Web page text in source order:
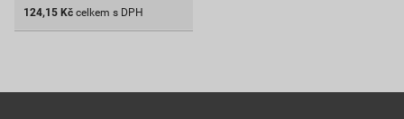
124,15 Kč celkem s DPH